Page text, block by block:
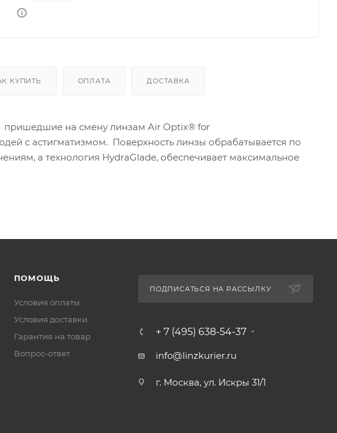
КУПИТЬ ОПЛАТА ДОСТАВКА
пришедшие на смену линзам Air Optix® for
с астигматизмом. Поверхность линзы обрабатывается по
а технология HydraGlade, обеспечивает максимальное
ПОМОЩЬ
Условия оплаты
Условия доставки
Гарантия на товар
Вопрос-ответ
ПОДПИСАТЬСЯ НА РАССЫЛКУ
+ 7 (495) 638-54-37
info@linzkurier.ru
г. Москва, ул. Искры 31/1